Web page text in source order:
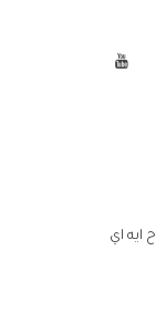
ايه اي